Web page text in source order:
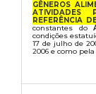
GÊNEROS
ATIVIDADES
REFERÊNCIA
constantes do
condições
17 de julho de
2006 e como